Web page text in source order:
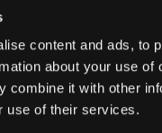
content and ads, to
about your use
combine it with other
use of their services.